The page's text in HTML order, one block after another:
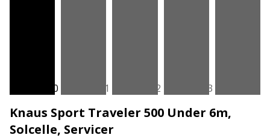
Knaus Sport Traveler 500 Under 6m,
Solcelle, Servicer